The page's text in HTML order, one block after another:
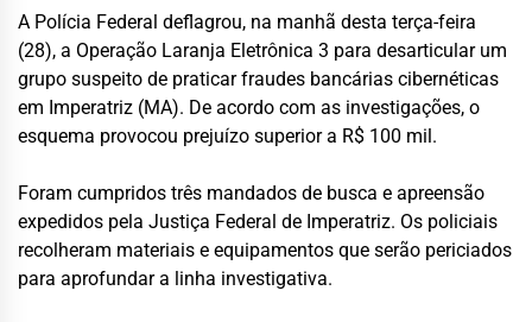
A Polícia Federal deflagrou, na manhã desta terça-feira
(28), a Operação Laranja Eletrônica 3 para desarticular um
grupo suspeito de praticar fraudes bancárias cibernéticas
em Imperatriz (MA). De acordo com as investigações, o
esquema provocou prejuízo superior a R$ 100 mil.
Foram cumpridos três mandados de busca e apreensão
expedidos pela Justiça Federal de Imperatriz. Os policiais
recolheram materiais e equipamentos que serão periciados
para aprofundar a linha investigativa.